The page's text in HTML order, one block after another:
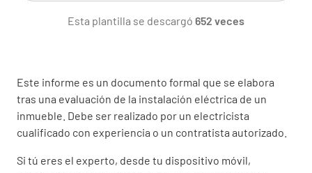
Este informe es un documento formal que se elabora
tras una evaluación de la instalación eléctrica de un
inmueble. Debe ser realizado por un electricista
cualificado con experiencia o un contratista autorizado.
Si tú eres el experto, desde tu dispositivo móvil,
SELECCIONAR FECHA Y HORA
Inspección periódica previa o informe de
condición no.
Esta plantilla se descargó 652 veces